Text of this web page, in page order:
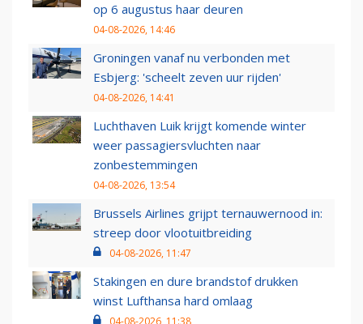
op 6 augustus haar deuren
04-08-2026, 14:46
Groningen vanaf nu verbonden met
Esbjerg: 'scheelt zeven uur rijden'
04-08-2026, 14:41
Luchthaven Luik krijgt komende winter
weer passagiersvluchten naar
zonbestemmingen
04-08-2026, 13:54
Brussels Airlines grijpt ternauwernood in:
streep door vlootuitbreiding
04-08-2026, 11:47
Stakingen en dure brandstof drukken
winst Lufthansa hard omlaag
04-08-2026, 11:38